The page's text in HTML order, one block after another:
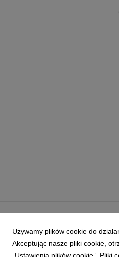
Używamy plików cookie do
Akceptując nasze pliki cookie,